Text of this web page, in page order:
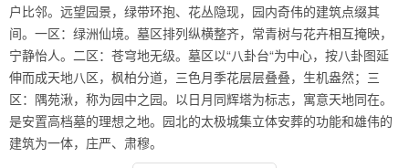
户比邻。远望园景，绿带环抱、花丛隐现，园内奇伟的建筑点缀其
间。一区：绿洲仙境。墓区排列纵横整齐，常青树与花卉相互掩映，
宁静怡人。二区：苍穹地无级。墓区以“八卦台“为中心，按八卦图延
伸而成天地八区，枫柏分道，三色月季花层层叠叠，生机盎然；三
区：隅苑湫，称为园中之园。以日月同辉塔为标志，寓意天地同在。
是安置高档墓的理想之地。园北的太极城集立体安葬的功能和雄伟的
建筑为一体，庄严、肃穆。